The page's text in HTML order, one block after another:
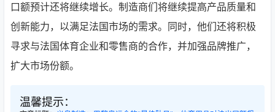
口额预计还将继续增长。制造商们将继续提高产品质量和
创新能力，以满足法国市场的需求。同时，他们还将积极
寻求与法国体育企业和零售商的合作，并加强品牌推广，
扩大市场份额。
温馨提示：